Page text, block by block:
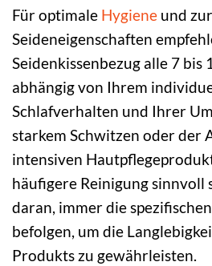
Für optimale Hygiene und
Seideneigenschaften
Seidenkissenbezug alle 7 bis
abhängig von Ihrem
Schlafverhalten und Ihrer
starkem Schwitzen oder der
intensiven
häufigere Reinigung sinnvoll
daran, immer die
befolgen, um die
Produkts zu gewährleisten.